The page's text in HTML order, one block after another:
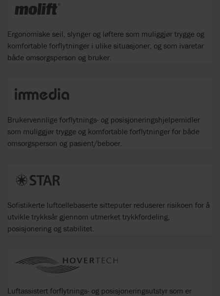
Ergonomiske seil, slynger og løftere som muliggjør trygge og
komfortable forflytninger i ulike situasjoner, og som ivaretar
både omsorgsperson og bruker.
Brukervennlige forflytnings- og posisjoneringshjelpemidler
som muliggjør trygge og komfortable forflytninger for både
omsorgsperson og pasient/beboer.
Sofistikerte luftcellebaserte sitteputer reduserer risikoen for å
utvikle trykksår gjennom utmerket trykkfordeling,
posisjonering og stabilitet.
Luftassistert forflytnings- og posisjoneringsutstyr som er